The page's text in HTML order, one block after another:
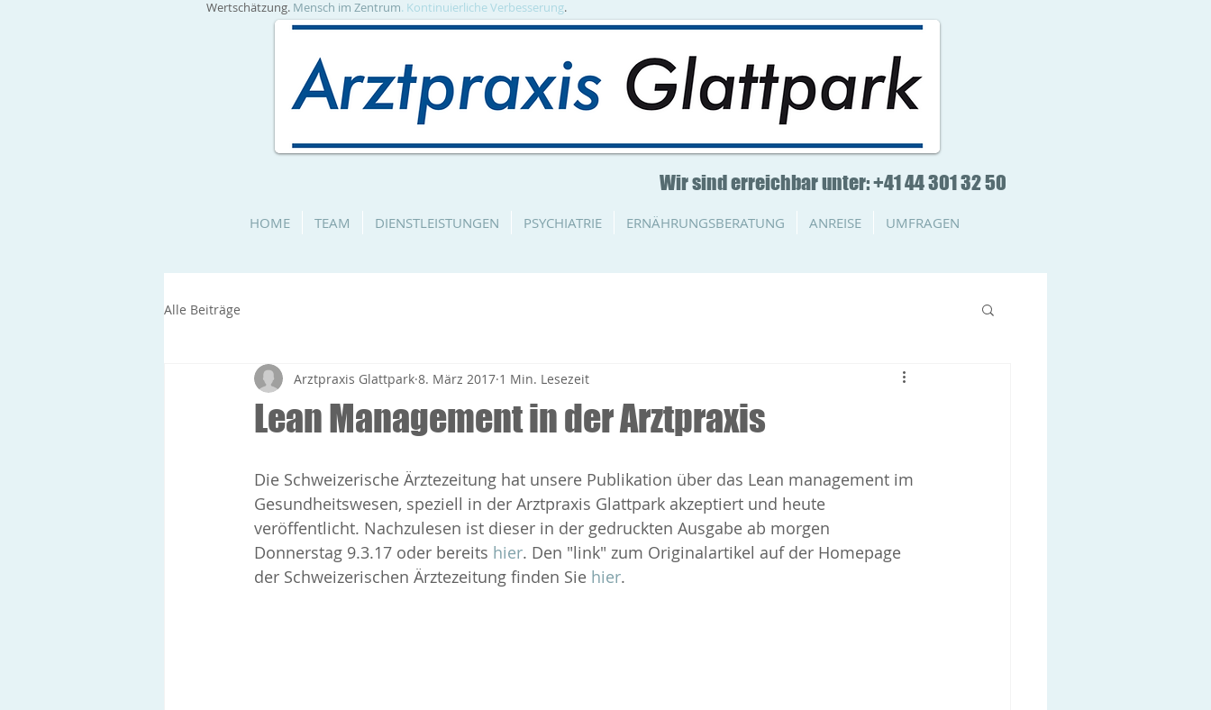
Wertschätzung. Mensch im Zentrum. Kontinuierliche Verbesserung.
Wir sind erreichbar unter: +41 44 301 32 50
HOME TEAM DIENSTLEISTUNGEN PSYCHIATRIE ERNÄHRUNGSBERATUNG ANREISE UMFRAGEN
Alle Beiträge
Lean Management in der Arztpraxis
Arztpraxis Glattpark 8. März 2017 1 Min. Lesezeit
Die Schweizerische Ärztezeitung hat unsere Publikation über das Lean management im
Gesundheitswesen, speziell in der Arztpraxis Glattpark akzeptiert und heute
veröffentlicht. Nachzulesen ist dieser in der gedruckten Ausgabe ab morgen
Donnerstag 9.3.17 oder bereits hier. Den "link" zum Originalartikel auf der Homepage
der Schweizerischen Ärztezeitung finden Sie hier.